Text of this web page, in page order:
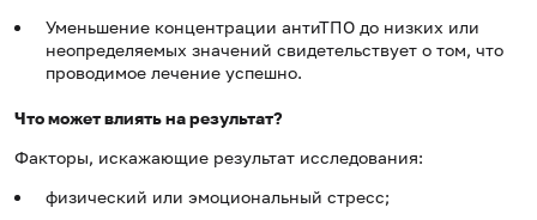
Уменьшение концентрации антиТПО до низких или
неопределяемых значений свидетельствует о том, что
проводимое лечение успешно.
Что может влиять на результат?
Факторы, искажающие результат исследования:
физический или эмоциональный стресс;